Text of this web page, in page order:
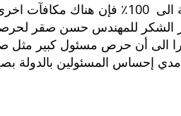
وبخلاف مضاعفة المكافآت المنصوص عليها باللائحة الى
عن خزينة الاتحاد‮ ‬ووجه زاهر الشكر للمهندس
هذا التوقيت المتأخر جدا من الليل‮ ‬،‮ ‬مشيرا الى أن حرص
إحساس المسئولين بالدولة